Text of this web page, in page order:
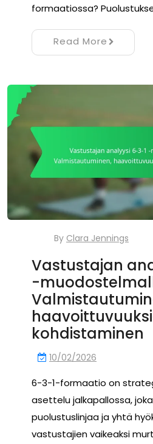
formaatiossa?
Read More
By Clara Jennings
Vastustajan
-
kohdistaminen
10/02/2026
6-3-1-formaatio on
asettelu jalkapallossa,
puolustuslinjaa ja yhtä
vastustajien vaikeaksi